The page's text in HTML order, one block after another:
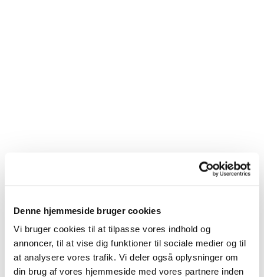
Denne hjemmeside bruger cookies
Vi bruger cookies til at tilpasse vores indhold og
annoncer, til at vise dig funktioner til sociale medier og til
at analysere vores trafik. Vi deler også oplysninger om
din brug af vores hjemmeside med vores partnere inden
Du vil måske også kunne lide...